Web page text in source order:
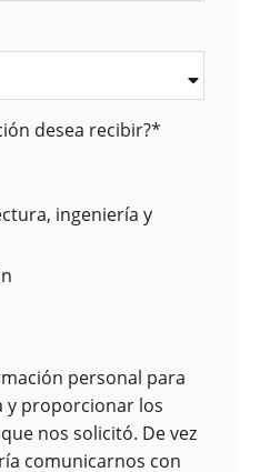
desea recibir?*
ingeniería y
personal para
y proporcionar los
nos solicitó. De vez
comunicarnos con